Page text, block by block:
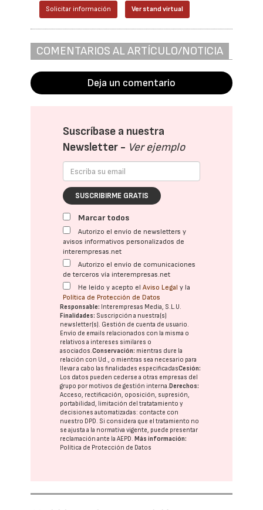
Solicitar información Ver stand virtual
COMENTARIOS AL ARTÍCULO/NOTICIA
Deja un comentario
Suscríbase a nuestra
Newsletter - Ver ejemplo
SUSCRIBIRME GRATIS
Marcar todos
Autorizo el envío de newsletters y
avisos informativos personalizados de
interempresas.net
Autorizo el envío de comunicaciones
de terceros vía interempresas.net
He leído y acepto elAviso Legal y la
Política de Protección de Datos
Responsable: Interempresas Media, S.L.U.
Finalidades: Suscripción a nuestra(s)
newsletter(s). Gestión de cuenta de usuario.
Envío de emails relacionados con la misma o
relativos a intereses similares o
asociados.Conservación: mientras dure la
relación con Ud., o mientras sea necesario para
llevar a cabo las finalidades especificadasCesión:
Los datos pueden cederse a otras empresas del
grupo por motivos de gestión interna. Derechos:
Acceso, rectificación, oposición, supresión,
portabilidad, limitación del tratatamiento y
decisiones automatizadas: contacte con
nuestro DPD. Si considera que el tratamiento no
se ajusta a la normativa vigente, puede presentar
reclamación ante laAEPD. Más información:
Política de Protección de Datos